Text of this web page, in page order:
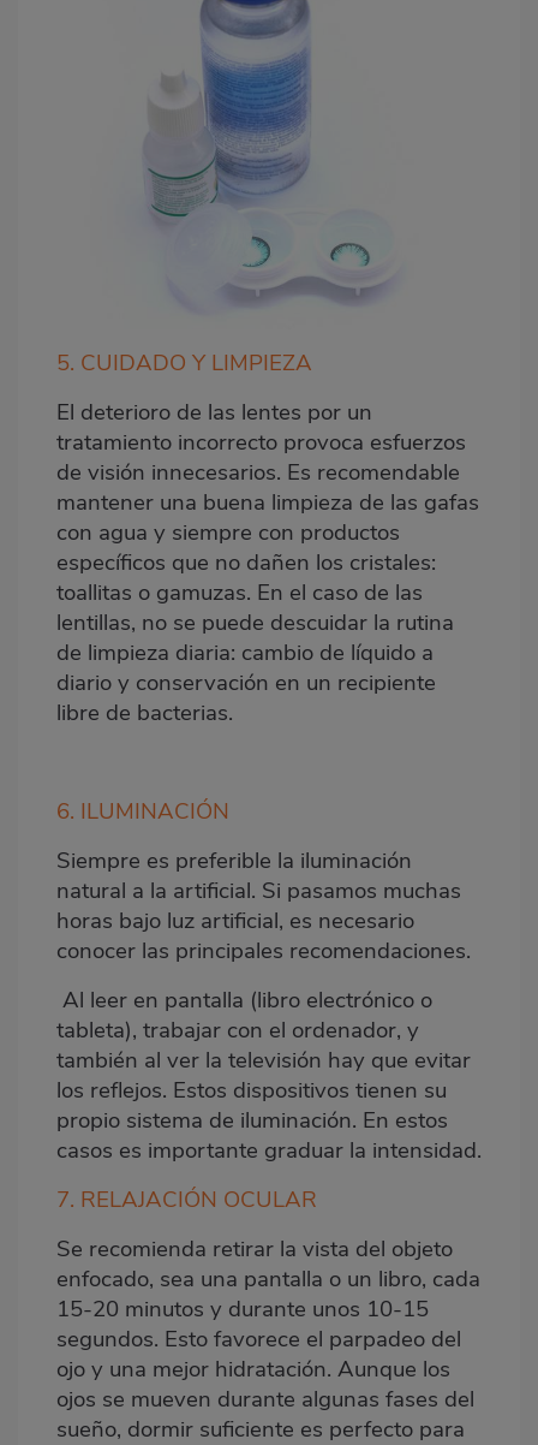
5. CUIDADO Y LIMPIEZA
El deterioro de las lentes por un
tratamiento incorrecto provoca esfuerzos
de visión innecesarios. Es recomendable
mantener una buena limpieza de las gafas
con agua y siempre con productos
específicos que no dañen los cristales:
toallitas o gamuzas. En el caso de las
lentillas, no se puede descuidar la rutina
de limpieza diaria: cambio de líquido a
diario y conservación en un recipiente
libre de bacterias.
6. ILUMINACIÓN
Siempre es preferible la iluminación
natural a la artificial. Si pasamos muchas
horas bajo luz artificial, es necesario
conocer las principales recomendaciones.
Al leer en pantalla (libro electrónico o
tableta), trabajar con el ordenador, y
también al ver la televisión hay que evitar
los reflejos. Estos dispositivos tienen su
propio sistema de iluminación. En estos
casos es importante graduar la intensidad.
7. RELAJACIÓN OCULAR
Se recomienda retirar la vista del objeto
enfocado, sea una pantalla o un libro, cada
15-20 minutos y durante unos 10-15
segundos. Esto favorece el parpadeo del
ojo y una mejor hidratación. Aunque los
ojos se mueven durante algunas fases del
sueño, dormir suficiente es perfecto para